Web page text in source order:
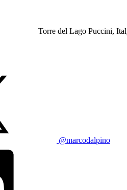
Torre del Lago Puccini,
@marcodalpino